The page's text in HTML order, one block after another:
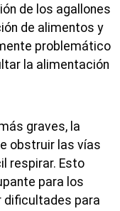
de los agallones
de alimentos y
problemático
la alimentación
graves, la
obstruir las vías
respirar. Esto
para los
dificultades para